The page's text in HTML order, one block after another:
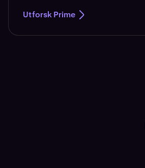
Utforsk Prime